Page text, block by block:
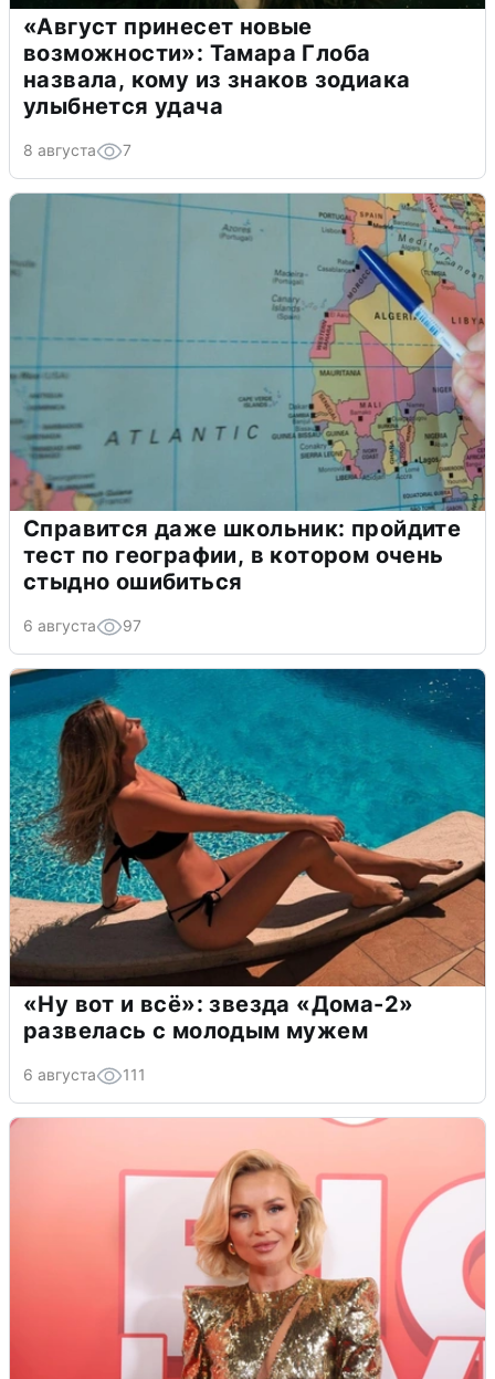
«Август принесет новые
возможности»: Тамара Глоба
назвала, кому из знаков зодиака
улыбнется удача
8 августа 7
Справится даже школьник: пройдите
тест по географии, в котором очень
стыдно ошибиться
6 августа 97
«Ну вот и всё»: звезда «Дома-2»
развелась с молодым мужем
6 августа 111